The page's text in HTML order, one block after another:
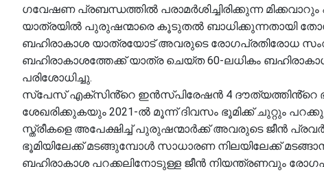
ഗവേഷണ പ്രബന്ധത്തിൽ പരാമർശിച്ചിരിക്കുന്ന
യാത്രയിൽ പുരുഷന്മാരെ കൂടുതൽ ബാധിക്കുന്നതായി
ബഹിരാകാശ യാത്രയോട് അവരുടെ രോഗപ്രതിരോധ
ബഹിരാകാശത്തേക്ക് യാത്ര ചെയ്ത 60-ലധികം
പരിശോധിച്ചു.
സ്‌പേസ് എക്‌സിൻ്റെ ഇൻസ്പിരേഷൻ 4 ദൗത്യത്തിൻ്റെ
ശേഖരിക്കുകയും 2021-ൽ മൂന്ന് ദിവസം ഭൂമിക്ക് ചുറ്റും
സ്ത്രീകളെ അപേക്ഷിച്ച് പുരുഷന്മാർക്ക് അവരുടെ ജീൻ
ഭൂമിയിലേക്ക് മടങ്ങുമ്പോൾ സാധാരണ നിലയിലേക്ക്
ബഹിരാകാശ പറക്കലിനോടുള്ള ജീൻ നിയന്ത്രണവും